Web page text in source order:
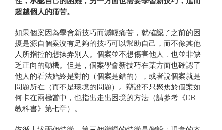
超越個人的痛苦。
如果個案因為學會新技巧而減輕痛苦，就確認了之前的困
擾是源自個案沒有足夠的技巧可以幫助自己，而不像其他
人所指控的想操弄別人。個案並不想傷害他人，也並非缺
乏正向的動機。但是，個案學會新技巧在某方面也確認了
他人的看法始終是對的（個案是錯的），或者說個案就是
問題所在（而不是環境的問題）。辯證不只聚焦於個案如
何卡在兩極當中，也指出走出困境的方法（請參考《DBT
教科書》第七章）。